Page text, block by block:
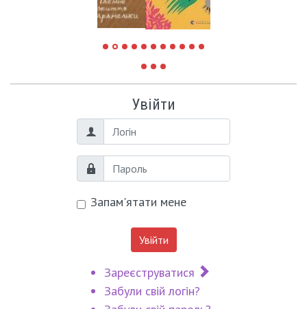
Увійти
Логін
Пароль
Запам'ятати мене
Увійти
Зареєструватися
Забули свій логін?